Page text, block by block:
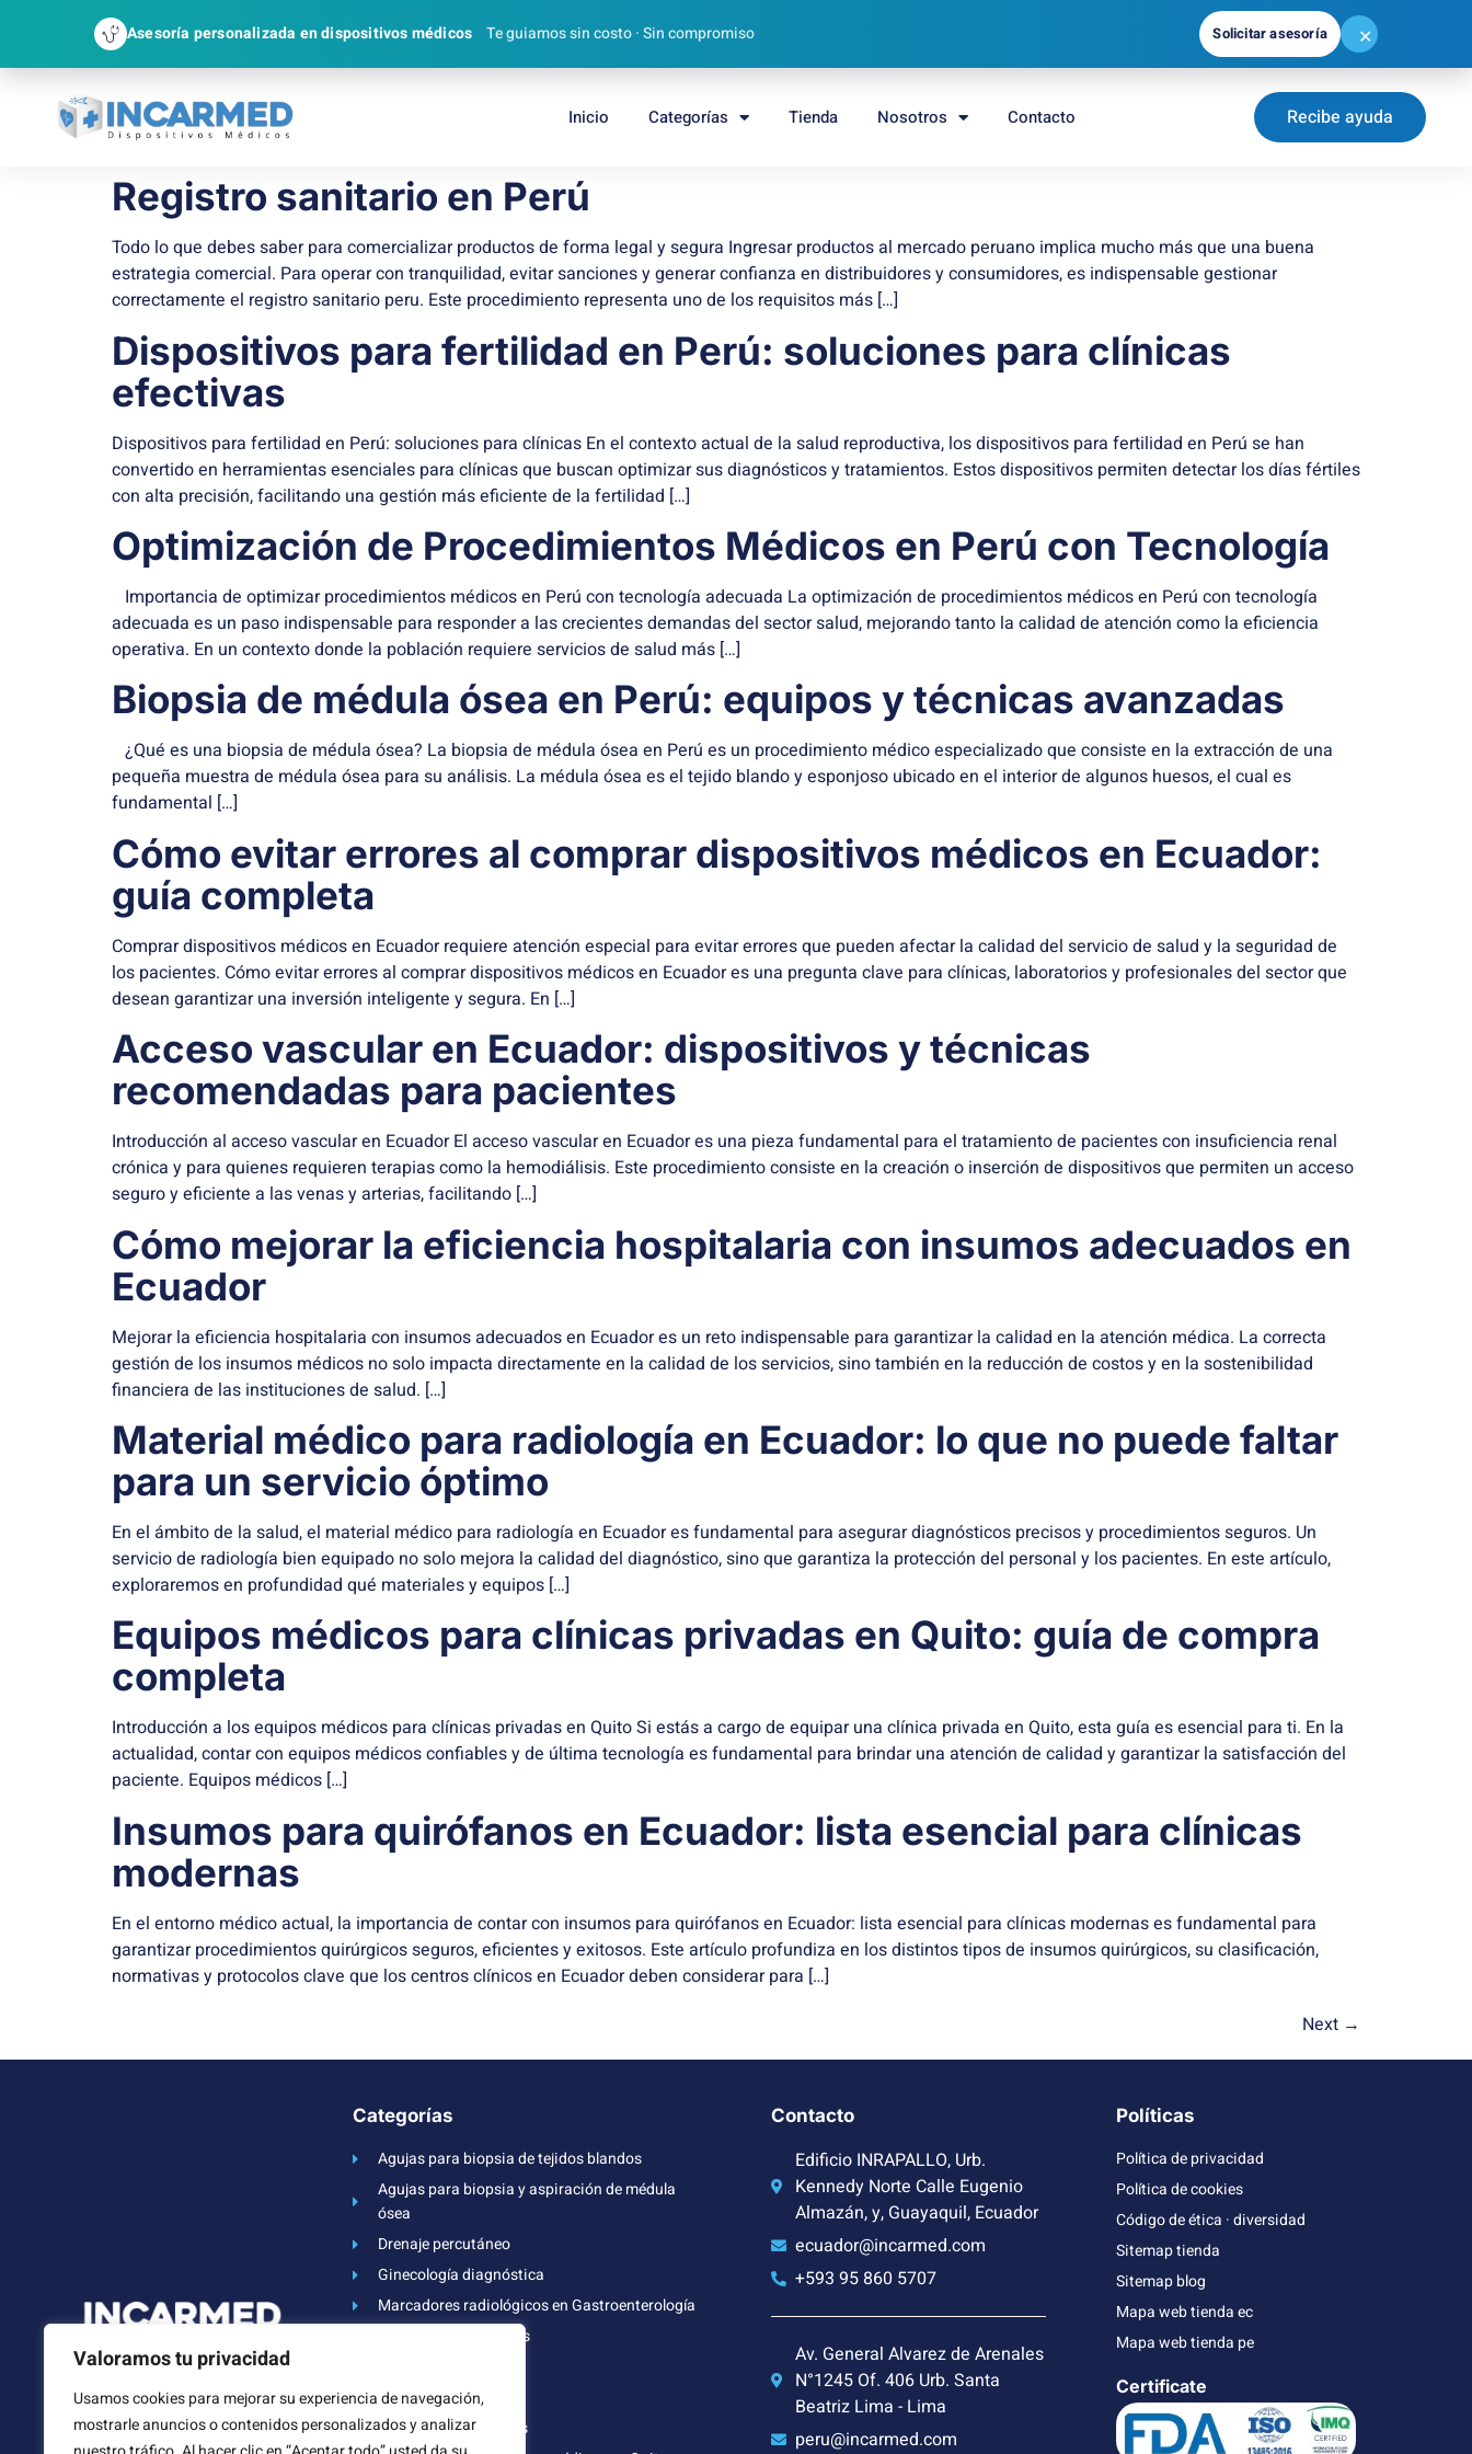
Valoramos tu privacidad
Usamos cookies para mejorar su experiencia de navegación,
mostrarle anuncios o contenidos personalizados y analizar
Asesoría personalizada en dispositivos médicos Te guiamos sin costo · Sin compromiso Solicitar asesoría ✕
Inicio Categorías Tienda Nosotros Contacto Recibe ayuda
Registro sanitario en Perú
Todo lo que debes saber para comercializar productos de forma legal y segura Ingresar productos al mercado peruano implica mucho más que una buena
estrategia comercial. Para operar con tranquilidad, evitar sanciones y generar confianza en distribuidores y consumidores, es indispensable gestionar
correctamente el registro sanitario peru. Este procedimiento representa uno de los requisitos más […]
Dispositivos para fertilidad en Perú: soluciones para clínicas
efectivas
Dispositivos para fertilidad en Perú: soluciones para clínicas En el contexto actual de la salud reproductiva, los dispositivos para fertilidad en Perú se han
convertido en herramientas esenciales para clínicas que buscan optimizar sus diagnósticos y tratamientos. Estos dispositivos permiten detectar los días fértiles
con alta precisión, facilitando una gestión más eficiente de la fertilidad […]
Optimización de Procedimientos Médicos en Perú con Tecnología
Importancia de optimizar procedimientos médicos en Perú con tecnología adecuada La optimización de procedimientos médicos en Perú con tecnología
adecuada es un paso indispensable para responder a las crecientes demandas del sector salud, mejorando tanto la calidad de atención como la eficiencia
operativa. En un contexto donde la población requiere servicios de salud más […]
Biopsia de médula ósea en Perú: equipos y técnicas avanzadas
¿Qué es una biopsia de médula ósea? La biopsia de médula ósea en Perú es un procedimiento médico especializado que consiste en la extracción de una
pequeña muestra de médula ósea para su análisis. La médula ósea es el tejido blando y esponjoso ubicado en el interior de algunos huesos, el cual es
fundamental […]
Cómo evitar errores al comprar dispositivos médicos en Ecuador:
guía completa
Comprar dispositivos médicos en Ecuador requiere atención especial para evitar errores que pueden afectar la calidad del servicio de salud y la seguridad de
los pacientes. Cómo evitar errores al comprar dispositivos médicos en Ecuador es una pregunta clave para clínicas, laboratorios y profesionales del sector que
desean garantizar una inversión inteligente y segura. En […]
Acceso vascular en Ecuador: dispositivos y técnicas
recomendadas para pacientes
Introducción al acceso vascular en Ecuador El acceso vascular en Ecuador es una pieza fundamental para el tratamiento de pacientes con insuficiencia renal
crónica y para quienes requieren terapias como la hemodiálisis. Este procedimiento consiste en la creación o inserción de dispositivos que permiten un acceso
seguro y eficiente a las venas y arterias, facilitando […]
Cómo mejorar la eficiencia hospitalaria con insumos adecuados en
Ecuador
Mejorar la eficiencia hospitalaria con insumos adecuados en Ecuador es un reto indispensable para garantizar la calidad en la atención médica. La correcta
gestión de los insumos médicos no solo impacta directamente en la calidad de los servicios, sino también en la reducción de costos y en la sostenibilidad
financiera de las instituciones de salud. […]
Material médico para radiología en Ecuador: lo que no puede faltar
para un servicio óptimo
En el ámbito de la salud, el material médico para radiología en Ecuador es fundamental para asegurar diagnósticos precisos y procedimientos seguros. Un
servicio de radiología bien equipado no solo mejora la calidad del diagnóstico, sino que garantiza la protección del personal y los pacientes. En este artículo,
exploraremos en profundidad qué materiales y equipos […]
Equipos médicos para clínicas privadas en Quito: guía de compra
completa
Introducción a los equipos médicos para clínicas privadas en Quito Si estás a cargo de equipar una clínica privada en Quito, esta guía es esencial para ti. En la
actualidad, contar con equipos médicos confiables y de última tecnología es fundamental para brindar una atención de calidad y garantizar la satisfacción del
paciente. Equipos médicos […]
Insumos para quirófanos en Ecuador: lista esencial para clínicas
modernas
En el entorno médico actual, la importancia de contar con insumos para quirófanos en Ecuador: lista esencial para clínicas modernas es fundamental para
garantizar procedimientos quirúrgicos seguros, eficientes y exitosos. Este artículo profundiza en los distintos tipos de insumos quirúrgicos, su clasificación,
normativas y protocolos clave que los centros clínicos en Ecuador deben considerar para […]
Next →
Categorías
Agujas para biopsia de tejidos blandos
Agujas para biopsia y aspiración de médula
ósea
Drenaje percutáneo
Ginecología diagnóstica
Marcadores radiológicos en Gastroenterología
Agujas especializadas
Medicina intensiva
Kits intervencionistas
Contacto
Edificio INRAPALLO, Urb.
Kennedy Norte Calle Eugenio
Almazán, y, Guayaquil, Ecuador
ecuador@incarmed.com
+593 95 860 5707
Av. General Alvarez de Arenales
N°1245 Of. 406 Urb. Santa
Beatriz Lima - Lima
peru@incarmed.com
Políticas
Política de privacidad
Política de cookies
Código de ética · diversidad
Sitemap tienda
Sitemap blog
Mapa web tienda ec
Mapa web tienda pe
Certificate